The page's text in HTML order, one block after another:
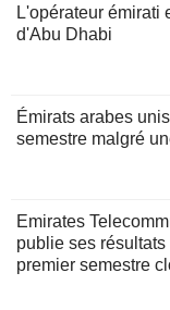
L'opérateur émirati
d'Abu Dhabi
Émirats arabes
semestre malgré
Emirates
publie ses
premier semestre